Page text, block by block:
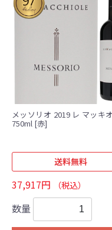
メッソリオ 2019 レ マッキ
750ml [赤]
送料無料
37,917円 （税込）
数量